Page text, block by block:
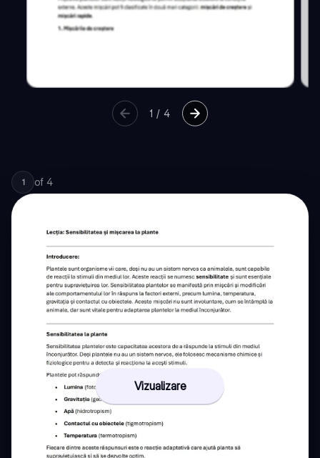
1 /4
1 of 4
Vizualizare